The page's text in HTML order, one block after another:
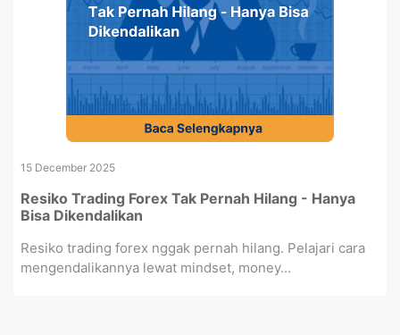
15 December 2025
Resiko Trading Forex Tak Pernah Hilang - Hanya
Bisa Dikendalikan
Resiko trading forex nggak pernah hilang. Pelajari cara
mengendalikannya lewat mindset, money...